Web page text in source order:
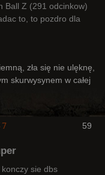
Ball Z (291 odcinkow)
to, to pozdro dla
zła się nie ulęknę,
skurwysynem w całej
59
sie dbs